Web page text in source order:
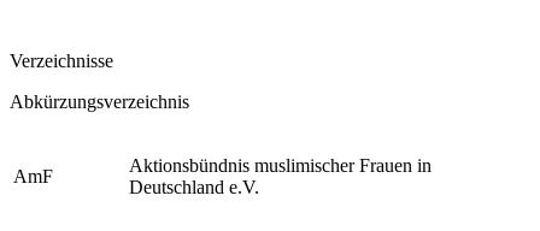
Verzeichnisse
Abkürzungsverzeichnis
AmF
Aktionsbündnis muslimischer Frauen in
Deutschland e.V.